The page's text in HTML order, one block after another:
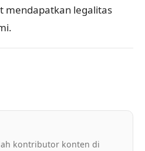
mendapatkan legalitas
kontributor konten di